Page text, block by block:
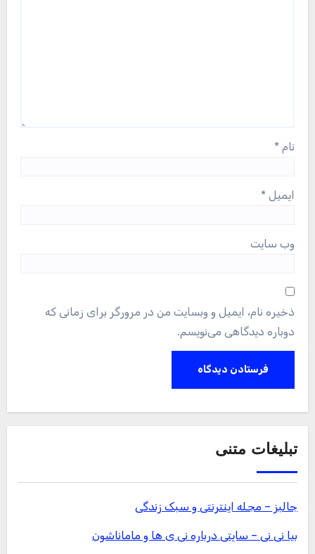
نام *
ایمیل *
وب‌ سایت
ذخیره نام، ایمیل و وبسایت من در مرورگر برای زمانی که
دوباره دیدگاهی می‌نویسم.
تبلیغات متنی
جالبز – مجله اینترنتی و سبک زندگی
بیا نی نی – سایتی درباره نی ی ها و ماماناشون